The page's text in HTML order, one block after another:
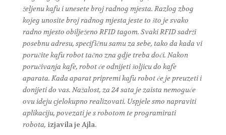
željenu kafu i unesete broj radnog mjesta. Razlog zbog
kojeg unosite broj radnog mjesta jeste to što je svako
radno mjesto obilježeno RFID tagom. Svaki RFID sadrži
posebnu adresu, specifičnu samu za sebe, tako da kada vi
poručite kafu robot tačno zna gdje treba doći. Nakon
poručivanja kafe, robot će odnijeti šoljicu do kafe
aparata. Kada aparat pripremi kafu robot će je preuzeti i
donijeti do vas. Nažalost, za 24 sata je zaista nemoguće
ovu ideju cjelokupno realizovati. Uspjele smo napraviti
aplikaciju, povezati je s robotom te programirati
robota, izjavila je Ajla.